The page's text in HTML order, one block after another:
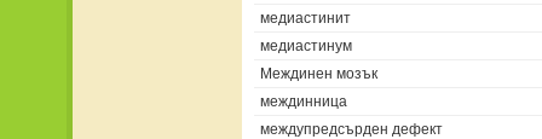
медиастинит
медиастинум
Междинен мозък
междинница
междупредсърден дефект